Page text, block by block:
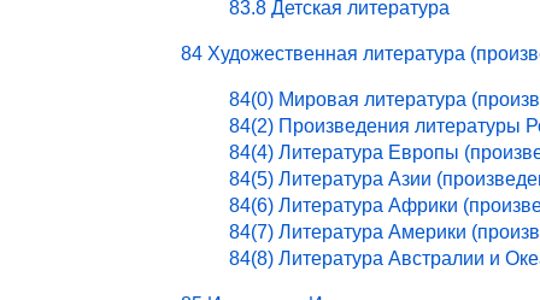
83.8 Детская литература
84 Художественная литература
84(0) Мировая литература
84(2) Произведения литературы
84(4) Литература Европы
84(5) Литература Азии
84(6) Литература Африки
84(7) Литература Америки
84(8) Литература Австралии и